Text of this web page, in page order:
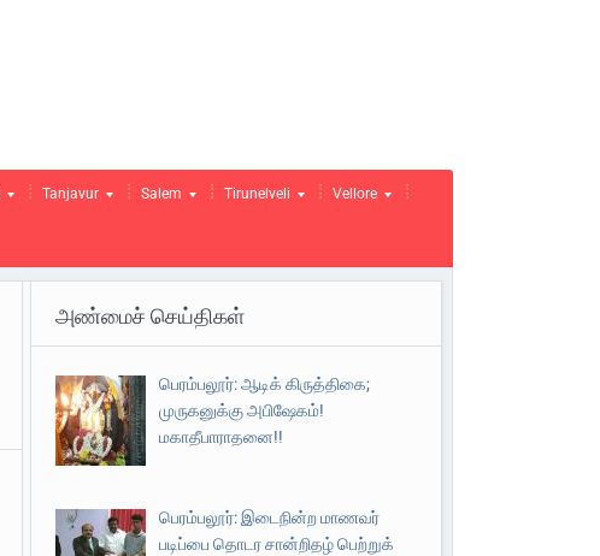
Tanjavur Salem Tirunelveli Vellore
அண்மைச் செய்திகள்
பெரம்பலூர்: ஆடிக் கிருத்திகை;
முருகனுக்கு அபிஷேகம்!
மகாதீபாராதனை!!
பெரம்பலூர்: இடைநின்ற மாணவர்
படிப்பை தொடர சான்றிதழ் பெற்றுக்